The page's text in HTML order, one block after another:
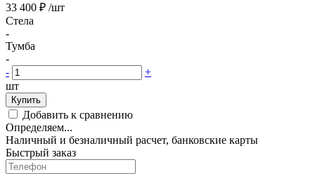
33 400 ₽ /шт
Стела
-
Тумба
-
-
+
шт
Купить
Добавить к сравнению
Определяем...
Наличный и безналичный расчет, банковские карты
Быстрый заказ